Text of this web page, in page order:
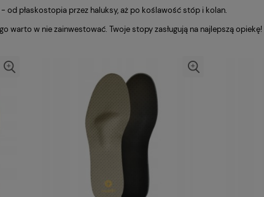
płaskostopia przez haluksy, aż po koślawość stóp i kolan.
warto w nie zainwestować. Twoje stopy zasługują na najlepszą opiekę!